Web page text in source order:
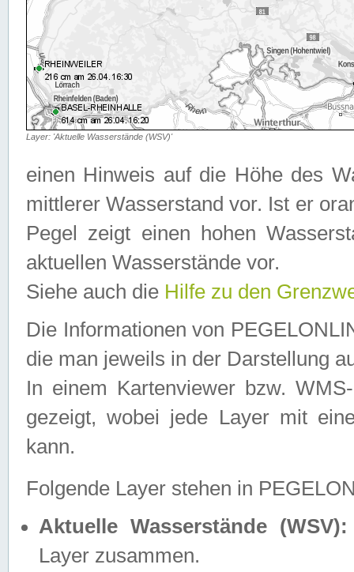
Layer: 'Aktuelle Wasserstände (WSV)'
einen Hinweis auf die Höhe des
mittlerer Wasserstand vor. Ist er
Pegel zeigt einen hohen
aktuellen Wasserstände vor.
Siehe auch die Hilfe zu den
Die Informationen von
die man jeweils in der Darstellung
In einem Kartenviewer bzw.
gezeigt, wobei jede Layer mit
kann.
Folgende Layer stehen in
Aktuelle Wasserstände (WSV):
Layer zusammen.